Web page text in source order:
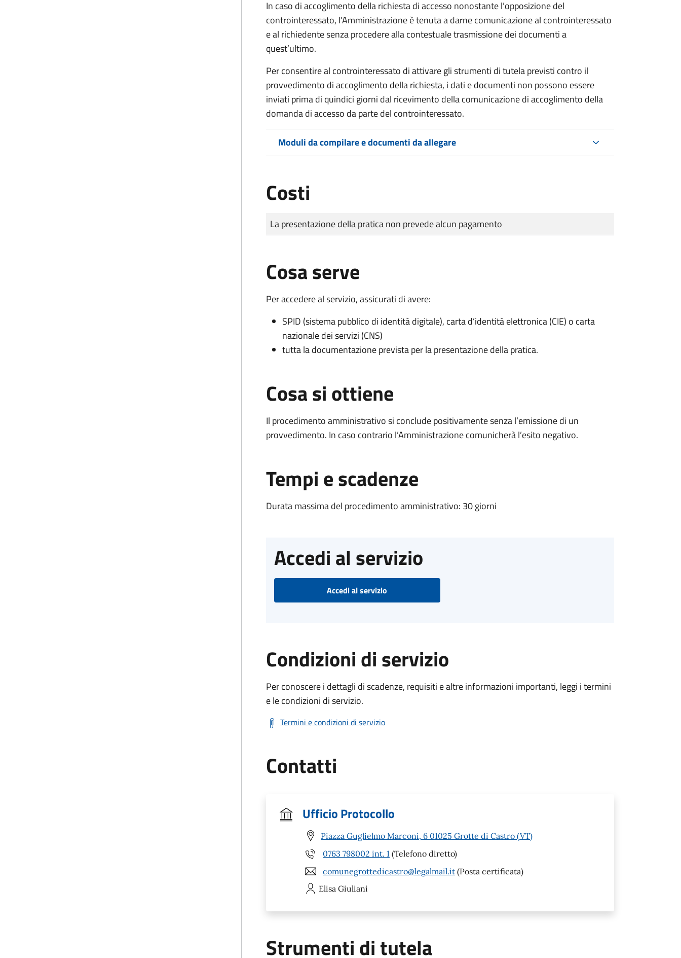
In caso di accoglimento della richiesta di accesso nonostante l’opposizione del
controinteressato, l’Amministrazione è tenuta a darne comunicazione al controinteressato
e al richiedente senza procedere alla contestuale trasmissione dei documenti a
quest’ultimo.
Per consentire al controinteressato di attivare gli strumenti di tutela previsti contro il
provvedimento di accoglimento della richiesta, i dati e documenti non possono essere
inviati prima di quindici giorni dal ricevimento della comunicazione di accoglimento della
domanda di accesso da parte del controinteressato.
Moduli da compilare e documenti da allegare
Costi
Tipo di pagamento
Importo
La presentazione della pratica non prevede alcun pagamento
Cosa serve
Per accedere al servizio, assicurati di avere:
SPID (sistema pubblico di identità digitale), carta d’identità elettronica (CIE) o carta
nazionale dei servizi (CNS)
tutta la documentazione prevista per la presentazione della pratica.
Cosa si ottiene
Il procedimento amministrativo si conclude positivamente senza l’emissione di un
provvedimento. In caso contrario l’Amministrazione comunicherà l’esito negativo.
Tempi e scadenze
Durata massima del procedimento amministrativo: 30 giorni
Accedi al servizio
Accedi al servizio
Condizioni di servizio
Per conoscere i dettagli di scadenze, requisiti e altre informazioni importanti, leggi i termini
e le condizioni di servizio.
Termini e condizioni di servizio
Contatti
Ufficio Protocollo
Piazza Guglielmo Marconi, 6 01025 Grotte di Castro (VT)
0763 798002 int. 1 (Telefono diretto)
comunegrottedicastro@legalmail.it (Posta certificata)
Elisa Giuliani
Strumenti di tutela